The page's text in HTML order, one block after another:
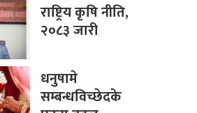
राष्ट्रिय कृषि नीति,
२०८३ जारी
धनुषामे
सम्बन्धविच्छेदके